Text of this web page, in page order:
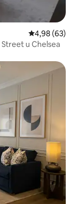
Средна
4,98 (63)
и Chelsea